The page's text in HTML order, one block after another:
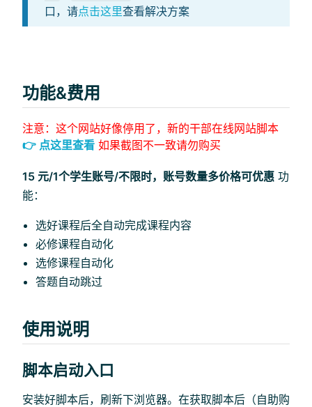
口，请点击这里查看解决方案
功能&费用
注意：这个网站好像停用了，新的干部在线网站脚本
👉 点这里查看 如果截图不一致请勿购买
15 元/1个学生账号/不限时，账号数量多价格可优惠 功
能：
选好课程后全自动完成课程内容
必修课程自动化
选修课程自动化
答题自动跳过
使用说明
脚本启动入口
安装好脚本后，刷新下浏览器。在获取脚本后（自助购